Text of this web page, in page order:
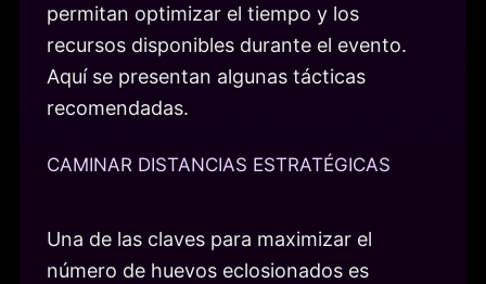
permitan optimizar el tiempo y los
recursos disponibles durante el evento.
Aquí se presentan algunas tácticas
recomendadas.
CAMINAR DISTANCIAS ESTRATÉGICAS
Una de las claves para maximizar el
número de huevos eclosionados es